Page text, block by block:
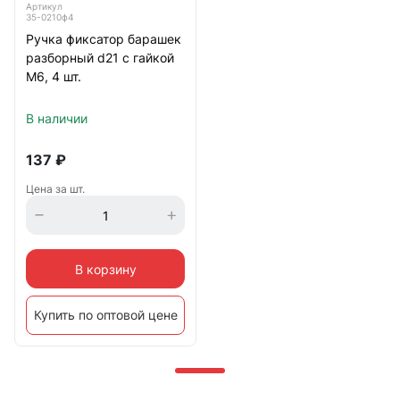
Артикул
35-0210ф4
Ручка фиксатор барашек
разборный d21 с гайкой
М6, 4 шт.
В наличии
137 ₽
Цена за шт.
В корзину
Купить по оптовой цене